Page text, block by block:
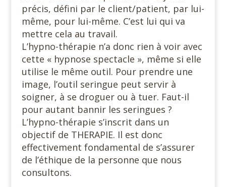
précis, défini par le client/patient, par lui-
même, pour lui-même. C’est lui qui va
mettre cela au travail.
L’hypno-thérapie n’a donc rien à voir avec
cette « hypnose spectacle », même si elle
utilise le même outil. Pour prendre une
image, l’outil seringue peut servir à
soigner, à se droguer ou à tuer. Faut-il
pour autant bannir les seringues ?
L’hypno-thérapie s’inscrit dans un
objectif de THERAPIE. Il est donc
effectivement fondamental de s’assurer
de l’éthique de la personne que nous
consultons.